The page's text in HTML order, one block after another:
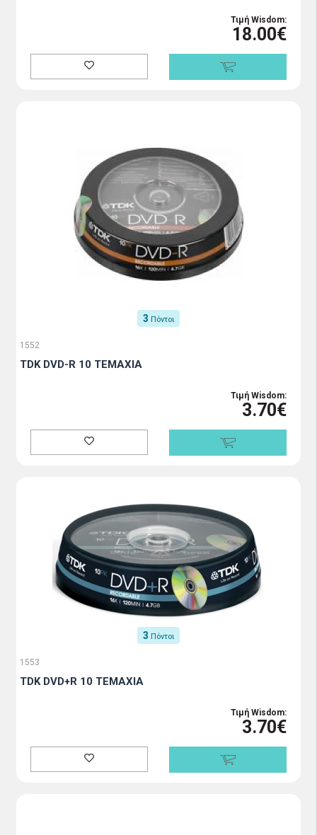
Τιμή Wisdom:
18.00€
3 Πόντοι
1552
TDK DVD-R 10 TEMAXIA
Τιμή Wisdom:
3.70€
3 Πόντοι
1553
TDK DVD+R 10 TEMAXIA
Τιμή Wisdom:
3.70€